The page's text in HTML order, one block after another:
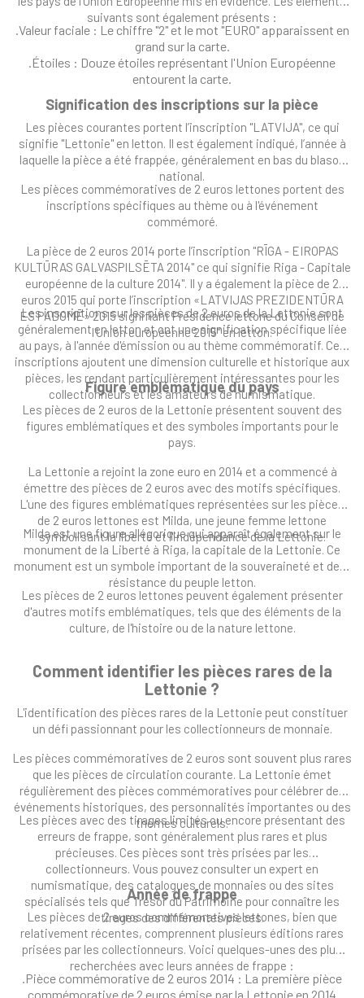
suivants sont également présents :
.Valeur faciale : Le chiffre "2" et le mot "EURO" apparaissent en
grand sur la carte.
.Étoiles : Douze étoiles représentant l'Union Européenne
entourent la carte.
Signification des inscriptions sur la pièce
Les pièces courantes portent l’inscription "LATVIJA", ce qui
signifie "Lettonie" en letton. Il est également indiqué, l’année à
laquelle la pièce a été frappée, généralement en bas du blason
national.
Les pièces commémoratives de 2 euros lettones portent des
inscriptions spécifiques au thème ou à l'événement
commémoré.
La pièce de 2 euros 2014 porte l’inscription "RĪGA - EIROPAS
KULTŪRAS GALVASPILSĒTA 2014" ce qui signifie Riga - Capitale
européenne de la culture 2014". Il y a également la pièce de 2
euros 2015 qui porte l’inscription «LATVIJAS PREZIDENTŪRA
ES PADOMĒ» 2015 signifiant Présidence lettone du Conseil de
l'Union européenne 2015" en letton.
Les inscriptions sur les pièces de 2 euros de la Lettonie sont
généralement en letton et ont une signification spécifique liée
au pays, à l'année d'émission ou au thème commémoratif. Ces
inscriptions ajoutent une dimension culturelle et historique aux
pièces, les rendant particulièrement intéressantes pour les
collectionneurs et les amateurs de numismatique.
Figure emblématique du pays
Les pièces de 2 euros de la Lettonie présentent souvent des
figures emblématiques et des symboles importants pour le
pays.
La Lettonie a rejoint la zone euro en 2014 et a commencé à
émettre des pièces de 2 euros avec des motifs spécifiques.
L'une des figures emblématiques représentées sur les pièces
de 2 euros lettones est Milda, une jeune femme lettone
symbolisant la liberté et l'indépendance de la Lettonie.
Milda est une figure allégorique qui apparaît également sur le
monument de la Liberté à Riga, la capitale de la Lettonie. Ce
monument est un symbole important de la souveraineté et de la
résistance du peuple letton.
Les pièces de 2 euros lettones peuvent également présenter
d'autres motifs emblématiques, tels que des éléments de la
culture, de l'histoire ou de la nature lettone.
Comment identifier les pièces rares de la
Lettonie ?
L'identification des pièces rares de la Lettonie peut constituer
un défi passionnant pour les collectionneurs de monnaie.
Les pièces commémoratives de 2 euros sont souvent plus rares
que les pièces de circulation courante. La Lettonie émet
régulièrement des pièces commémoratives pour célébrer des
événements historiques, des personnalités importantes ou des
thèmes culturels.
Les pièces avec des tirages limités ou encore présentant des
erreurs de frappe, sont généralement plus rares et plus
précieuses. Ces pièces sont très prisées par les
collectionneurs. Vous pouvez consulter un expert en
numismatique, des catalogues de monnaies ou des sites
spécialisés tels que Trésor du Patrimoine pour connaître les
tirages des différentes pièces.
Année de frappe
Les pièces de 2 euros commémoratives lettones, bien que
relativement récentes, comprennent plusieurs éditions rares
prisées par les collectionneurs. Voici quelques-unes des plus
recherchées avec leurs années de frappe :
.Pièce commémorative de 2 euros 2014 : La première pièce
commémorative de 2 euros émise par la Lettonie en 2014